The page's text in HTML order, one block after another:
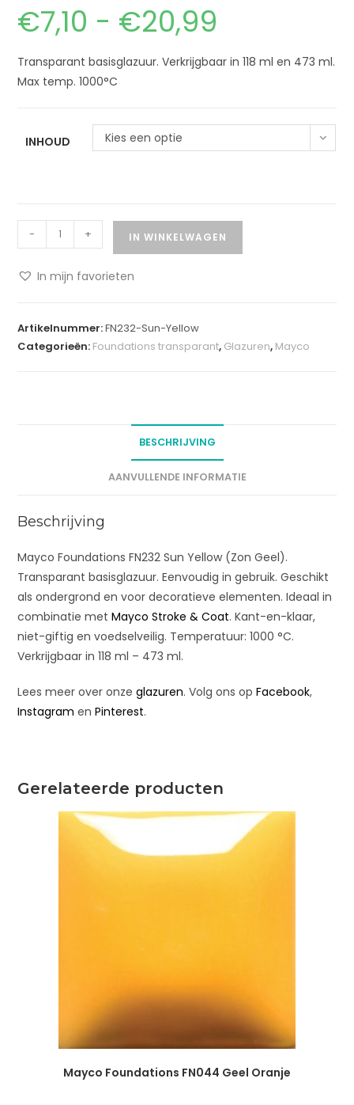
€7,10 - €20,99
Transparant basisglazuur. Verkrijgbaar in 118 ml en 473 ml.
Max temp. 1000°C
INHOUD Kies een optie
- + IN WINKELWAGEN
In mijn favorieten
t
e
:
Artikelnummer:FN232-Sun-Yellow
Categorieën: Foundations transparant, Glazuren, Mayco
BESCHRIJVING
AANVULLENDE INFORMATIE
Beschrijving
Mayco Foundations FN232 Sun Yellow (Zon Geel).
Transparant basisglazuur. Eenvoudig in gebruik. Geschikt
als ondergrond en voor decoratieve elementen. Ideaal in
combinatie metMayco Stroke & Coat. Kant-en-klaar,
niet-giftig en voedselveilig. Temperatuur: 1000 °C.
Verkrijgbaar in 118 ml – 473 ml.
Lees meer over onzeglazuren. Volg ons opFacebook,
Instagram enPinterest.
Gerelateerde producten
Mayco Foundations FN044 Geel Oranje